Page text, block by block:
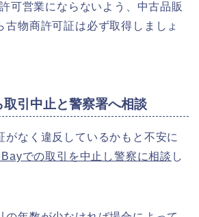
可営業にならないよう、中古品販
古物商許可証は必ず取得しましょ
引中止と警察署へ相談
がなく違反しているかもと不安に
での取引を中止し警察に相談 し